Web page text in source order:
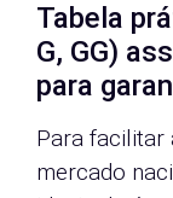
Tabela
G, GG)
para
Para facilitar
mercado